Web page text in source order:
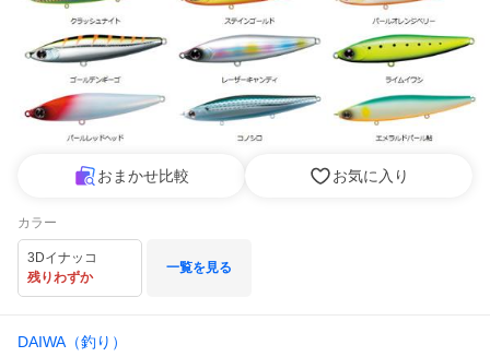
おまかせ比較 お気に入り
カラー
3Dイナッコ
残りわずか
一覧を見る
DAIWA（釣り）